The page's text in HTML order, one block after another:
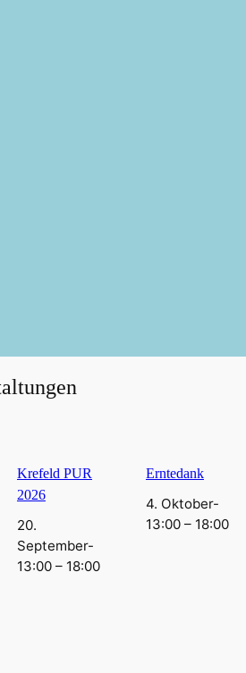
Krefeld PUR
2026
20.
September-
13:00– 18:00
Erntedank
4. Oktober-
13:00– 18:00